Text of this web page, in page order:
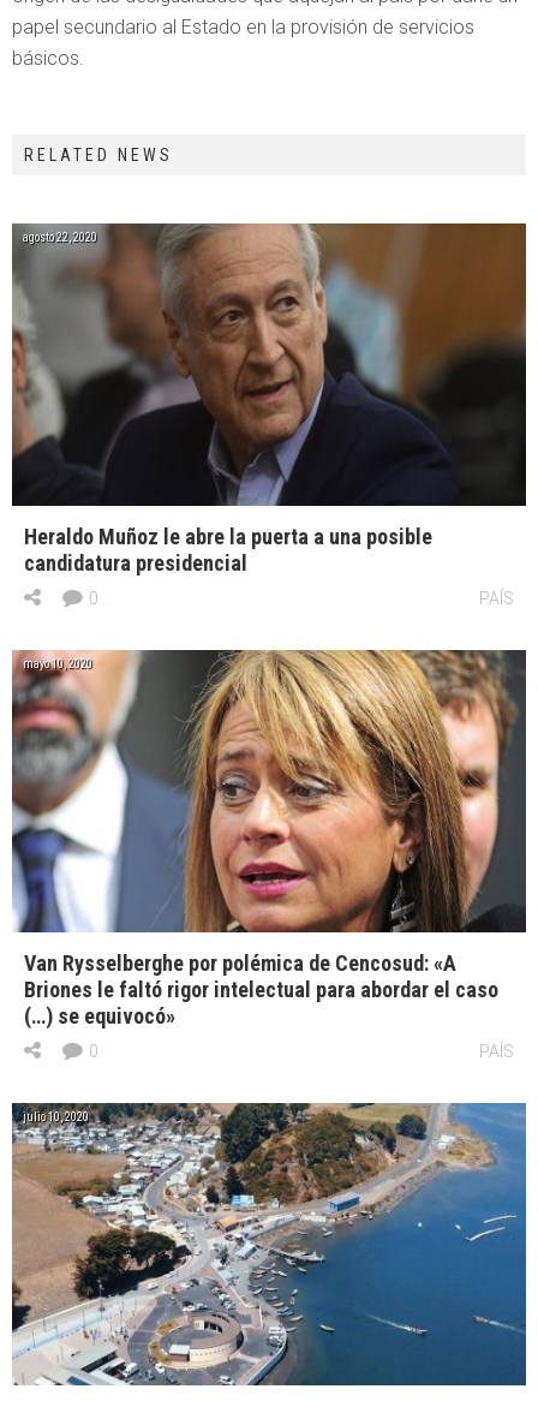
papel secundario al Estado en la provisión de servicios
básicos.
RELATED NEWS
agosto 22, 2020
Heraldo Muñoz le abre la puerta a una posible
candidatura presidencial
PAÍS
0
mayo 10, 2020
Van Rysselberghe por polémica de Cencosud: «A
Briones le faltó rigor intelectual para abordar el caso
(…) se equivocó»
PAÍS
0
julio 10, 2020